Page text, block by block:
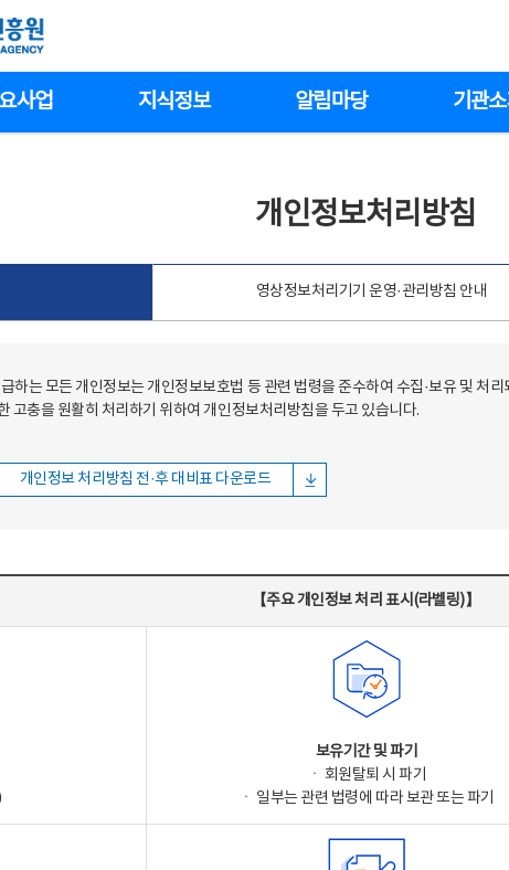
사업 지식정보 알림마당 기관
개인정보처리방침
영상정보처리기기 운영·관리방침 안내
하는 모든 개인정보는 개인정보보호법 등 관련 법령을 준수하여 수집·보유 및 처리
고충을 원활히 처리하기 위하여 개인정보처리방침을 두고 있습니다.
개인정보 처리방침 전·후 대비표 다운로드
【주요 개인정보 처리 표시(라벨링)】
보유기간 및 파기
ㆍ 회원탈퇴 시 파기
ㆍ 일부는 관련 법령에 따라 보관 또는 파기